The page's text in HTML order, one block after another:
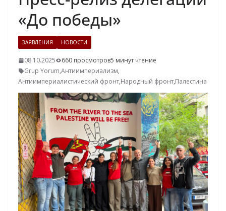
«До победы»
ЗАЯВЛЕНИЯ НОВОСТИ
08.10.2025 660 просмотров5 минут чтение
Grup Yorum,Антиимпериализм,
Антиимпериалистический фронт,Народный фронт,Палестина